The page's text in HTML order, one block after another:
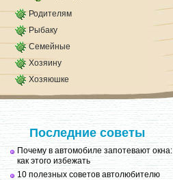
Родителям
Рыбаку
Семейные
Хозяину
Хозяюшке
Последние советы
Почему в автомобиле запотевают окна:
как этого избежать
10 полезных советов автолюбителю